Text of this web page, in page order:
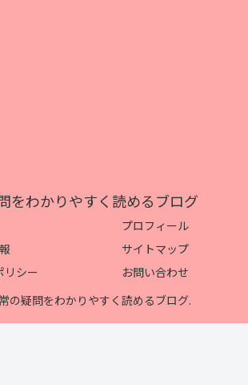
をわかりやすく読めるブログ
プロフィール
サイトマップ
リシー
お問い合わせ
の疑問をわかりやすく読めるブログ.